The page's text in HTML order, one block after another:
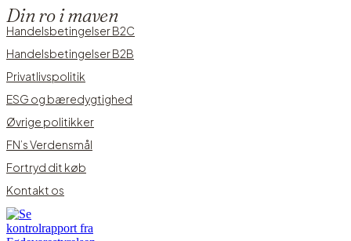
Din ro i maven
Handelsbetingelser B2C
Handelsbetingelser B2B
Privatlivspolitik
ESG og bæredygtighed
Øvrige politikker
FN’s Verdensmål
Fortryd dit køb
Kontakt os